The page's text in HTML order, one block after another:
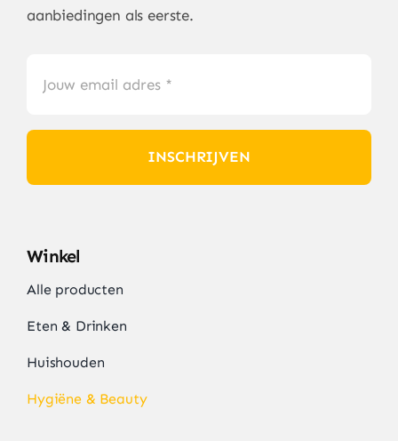
aanbiedingen als eerste.
INSCHRIJVEN
Winkel
Alle producten
Eten & Drinken
Huishouden
Hygiëne & Beauty